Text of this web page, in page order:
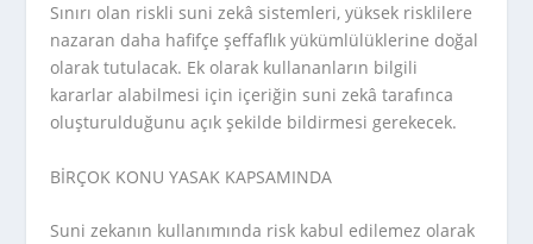
Sınırı olan riskli suni zekâ sistemleri, yüksek risklilere
nazaran daha hafifçe şeffaflık yükümlülüklerine doğal
olarak tutulacak. Ek olarak kullananların bilgili
kararlar alabilmesi için içeriğin suni zekâ tarafınca
oluşturulduğunu açık şekilde bildirmesi gerekecek.
BİRÇOK KONU YASAK KAPSAMINDA
Suni zekanın kullanımında risk kabul edilemez olarak